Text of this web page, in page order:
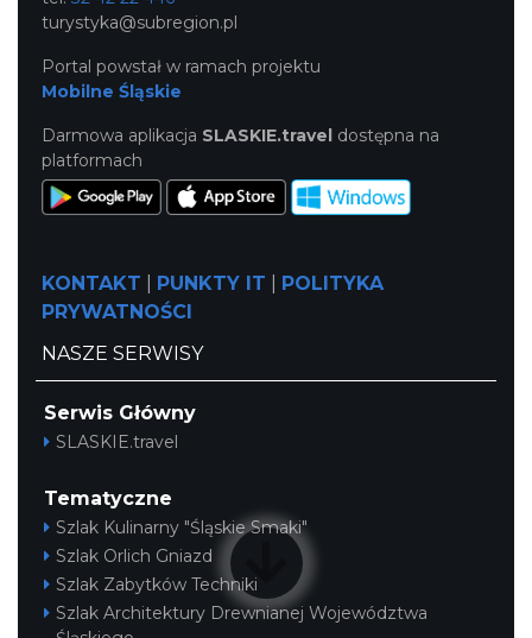
turystyka@subregion.pl
Portal powstał w ramach projektu
Mobilne Śląskie
Darmowa aplikacja SLASKIE.travel dostępna na
platformach
KONTAKT PUNKTY IT
POLITYKA
PRYWATNOŚCI
NASZE SERWISY
Serwis Główny
SLASKIE.travel
Tematyczne
Szlak Kulinarny "Śląskie Smaki"
Szlak Orlich Gniazd
Szlak Zabytków Techniki
Szlak Architektury Drewnianej Województwa